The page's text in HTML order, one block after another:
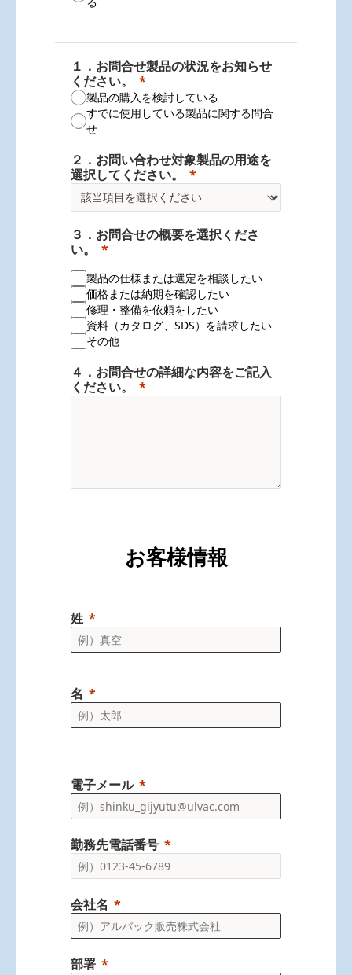
１．お問合せ製品の状況をお知らせ
ください。
製品の購入を検討している
すでに使用している製品に関する問合
せ
２．お問い合わせ対象製品の用途を
選択してください。
３．お問合せの概要を選択くださ
い。
製品の仕様または選定を相談したい
価格または納期を確認したい
修理・整備を依頼をしたい
資料（カタログ、SDS）を請求したい
その他
４．お問合せの詳細な内容をご記入
ください。
お客様情報
姓
名
電子メール
勤務先電話番号
会社名
部署